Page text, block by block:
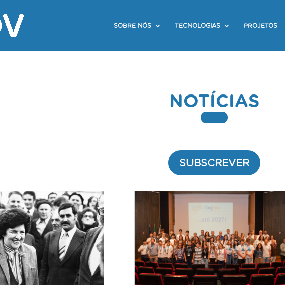
SOBRE NÓS TECNOLOGIAS PROJETOS
NOTÍCIAS
SUBSCREVER